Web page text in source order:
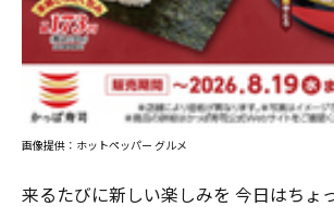
来るたびに新しい楽しみを 今日はちょ
画像提供：ホットペッパー グルメ